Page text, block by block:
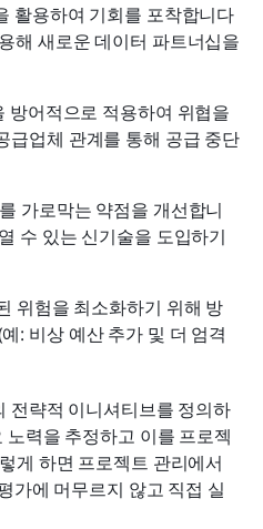
활용하여 기회를 포착합니다
해 새로운 데이터 파트너십을
방어적으로 적용하여 위협을
급업체 관계를 통해 공급 중단
가로막는 약점을 개선합니
수 있는 신기술을 도입하기
위험을 최소화하기 위해 방
: 비상 예산 추가 및 더 엄격
전략적 이니셔티브를 정의하
력을 추정하고 이를 프로젝
게 하면 프로젝트 관리에서
가에 머무르지 않고 직접 실